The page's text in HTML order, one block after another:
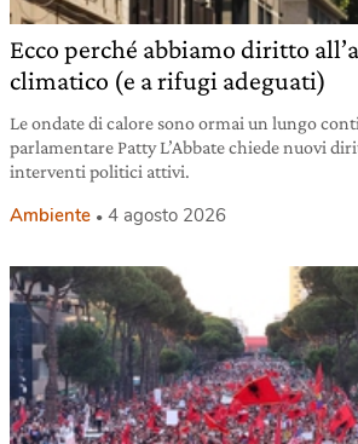
Ecco perché abbiamo diritto
climatico (e a rifugi adeguati)
Le ondate di calore sono ormai un lungo
parlamentare Patty L’Abbate chiede nuovi
interventi politici attivi.
Ambiente 4 agosto 2026